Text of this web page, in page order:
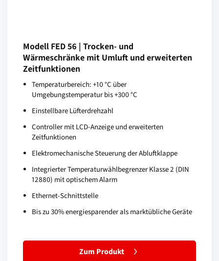
Modell FED 56 | Trocken- und
Wärmeschränke mit Umluft und erweiterten
Zeitfunktionen
Temperaturbereich: +10 °C über
Umgebungstemperatur bis +300 °C
Einstellbare Lüfterdrehzahl
Controller mit LCD-Anzeige und erweiterten
Zeitfunktionen
Elektromechanische Steuerung der Abluftklappe
Integrierter Temperaturwählbegrenzer Klasse 2 (DIN
12880) mit optischem Alarm
Ethernet-Schnittstelle
Bis zu 30% energiesparender als marktübliche Geräte
Zum Produkt